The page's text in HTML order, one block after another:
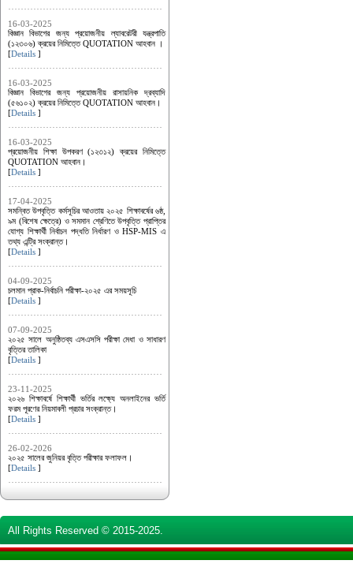
16-03-2025
বিজ্ঞান বিভাগের জন্য প্রয়োজনীয় ল্যাবরেটরী যন্ত্রপাতি
(১২৩০৬) ক্রয়ের নিমিত্তে QUOTATION আহবান ।
[Details ]
16-03-2025
বিজ্ঞান বিভাগের জন্য প্রয়োজনীয় রাসায়নিক দ্রব্যাদি
(৫৬১০২) ক্রয়ের নিমিত্তে QUOTATION আহবান।
[Details ]
16-03-2025
প্রয়োজনীয় শিক্ষা উপকরণ (১২৩১২) ক্রয়ের নিমিত্তে
QUOTATION আহবান।
[Details ]
17-04-2025
সমন্বিত উপবৃত্তি কর্মসূচির আওতায় ২০২৫ শিক্ষাবর্ষের ৬ষ্ঠ,
৯ম (বিশেষ ক্ষেত্রে) ও সমমান শ্রেণিতে উপবৃত্তি প্রাপ্তির
যোগ্য শিক্ষার্থী নির্বাচন পদ্ধতি নির্ধারণ ও HSP-MIS এ
তথ্য এন্ট্রি সংক্রান্ত।
[Details ]
04-09-2025
চলমান প্রাক-নির্বাচনি পরীক্ষা-২০২৫ এর সময়সূচি
[Details ]
07-09-2025
২০২৫ সালে অনুষ্ঠিতব্য এসএসসি পরীক্ষা মেধা ও সাধারণ
বৃত্তির তালিকা
[Details ]
23-11-2025
২০২৬ শিক্ষাবর্ষে শিক্ষার্থী ভর্তির লক্ষ্যে অনলাইনের ভর্তি
ফরম পূরণের নিয়মাবলী প্রচার সংক্রান্ত।
[Details ]
26-02-2026
২০২৫ সালের জুনিয়র বৃত্তি পরীক্ষার ফলাফল।
[Details ]
All Rights Reserved © 2015-2025.